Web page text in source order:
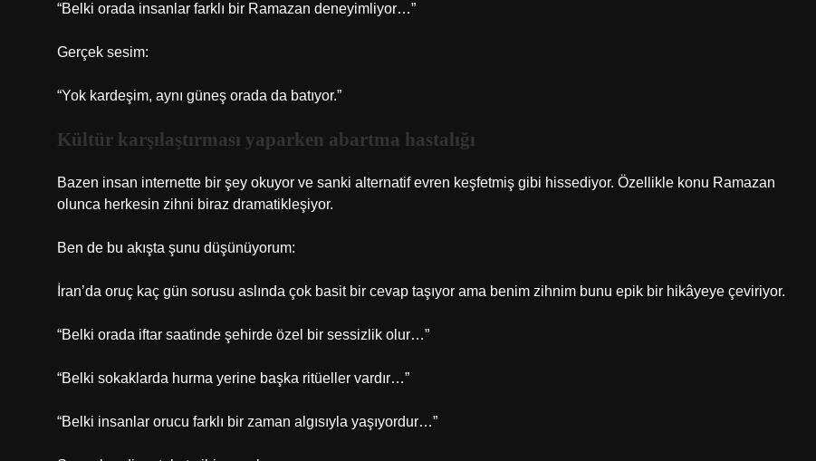
“Belki orada insanlar farklı bir Ramazan deneyimliyor…”
Gerçek sesim:
“Yok kardeşim, aynı güneş orada da batıyor.”
Kültür karşılaştırması yaparken abartma hastalığı
Bazen insan internette bir şey okuyor ve sanki alternatif evren keşfetmiş gibi hissediyor. Özellikle konu Ramazan
olunca herkesin zihni biraz dramatikleşiyor.
Ben de bu akışta şunu düşünüyorum:
İran’da oruç kaç gün sorusu aslında çok basit bir cevap taşıyor ama benim zihnim bunu epik bir hikâyeye çeviriyor.
“Belki orada iftar saatinde şehirde özel bir sessizlik olur…”
“Belki sokaklarda hurma yerine başka ritüeller vardır…”
“Belki insanlar orucu farklı bir zaman algısıyla yaşıyordur…”